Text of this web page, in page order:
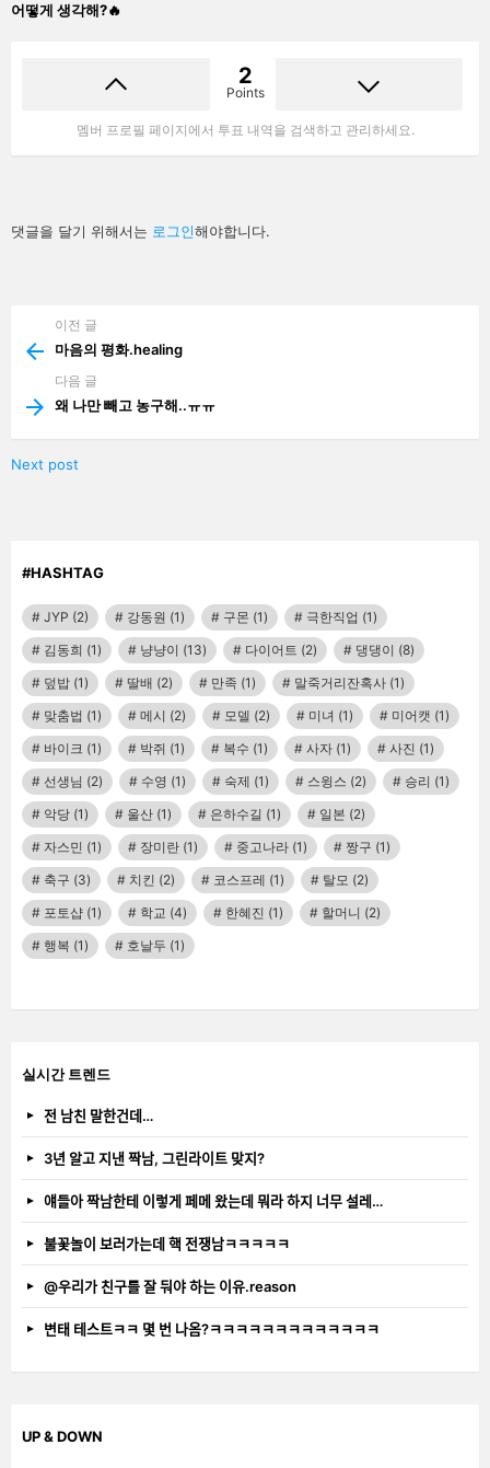
어떻게 생각해?🔥
2
Points
멤버 프로필 페이지에서 투표 내역을 검색하고 관리하세요.
답
글
댓글을 달기 위해서는 로그인해야합니다.
more
이전 글
마음의 평화.healing
다음 글
왜 나만 빼고 농구해..ㅠㅠ
Next post
#HASHTAG
JYP (2) 강동원 (1) 구몬 (1) 극한직업 (1)
김동희 (1) 냥냥이 (13) 다이어트 (2) 댕댕이 (8)
덮밥 (1) 딸배 (2) 만족 (1) 말죽거리잔혹사 (1)
맞춤법 (1) 메시 (2) 모델 (2) 미녀 (1) 미어캣 (1)
바이크 (1) 박쥐 (1) 복수 (1) 사자 (1) 사진 (1)
선생님 (2) 수영 (1) 숙제 (1) 스윙스 (2) 승리 (1)
악당 (1) 울산 (1) 은하수길 (1) 일본 (2)
자스민 (1) 장미란 (1) 중고나라 (1) 짱구 (1)
축구 (3) 치킨 (2) 코스프레 (1) 탈모 (2)
포토샵 (1) 학교 (4) 한혜진 (1) 할머니 (2)
행복 (1) 호날두 (1)
실시간 트렌드
전 남친 말한건데…
3년 알고 지낸 짝남, 그린라이트 맞지?
얘들아 짝남한테 이렇게 페메 왔는데 뭐라 하지 너무 설레…
불꽃놀이 보러가는데 핵 전쟁남ㅋㅋㅋㅋㅋ
@우리가 친구를 잘 둬야 하는 이유.reason
변태 테스트ㅋㅋ 몇 번 나옴?ㅋㅋㅋㅋㅋㅋㅋㅋㅋㅋㅋㅋㅋ
UP & DOWN